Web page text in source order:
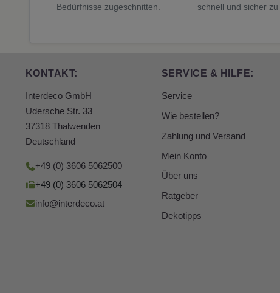
Bedürfnisse zugeschnitten.
schnell und sicher zu
KONTAKT:
Interdeco GmbH
Udersche Str. 33
37318 Thalwenden
Deutschland
+49 (0) 3606 5062500
+49 (0) 3606 5062504
info@interdeco.at
SERVICE & HILFE:
Service
Wie bestellen?
Zahlung und Versand
Mein Konto
Über uns
Ratgeber
Dekotipps